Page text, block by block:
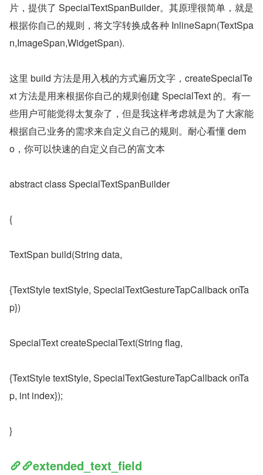
片，提供了 SpecialTextSpanBuilder。其原理很简单，就是
根据你自己的规则，将文字转换成各种 InlineSapn(TextSpa
n,ImageSpan,WidgetSpan).
这里 build 方法是用入栈的方式遍历文字，createSpecialTe
xt 方法是用来根据你自己的规则创建 SpecialText 的。有一
些用户可能觉得太复杂了，但是我这样考虑就是为了大家能
根据自己业务的需求来自定义自己的规则。耐心看懂 dem
o，你可以快速的自定义自己的富文本
abstract class SpecialTextSpanBuilder
{
TextSpan build(String data,
{TextStyle textStyle, SpecialTextGestureTapCallback onTa
p})
SpecialText createSpecialText(String flag,
{TextStyle textStyle, SpecialTextGestureTapCallback onTa
p, int index});
}
extended_text_field